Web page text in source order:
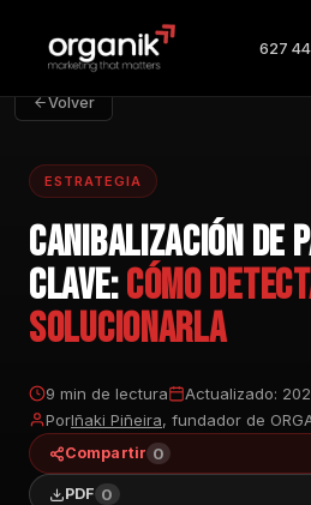
627
ESTRATEGIA
Canibalización de
clave:cómo
solucionarla
9 min de lectura
Actualizado:
PorIñaki Piñeira, fundador de
Compartir 0
PDF 0
Volver